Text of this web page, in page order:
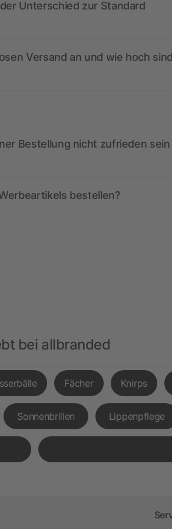
Unterschied zur Standard
Versand an und wie hoch
Bestellung nicht zufrieden sein
bestellen?
bei allbranded
Fächer Knirps
Sonnenbrillen Lippenpflege